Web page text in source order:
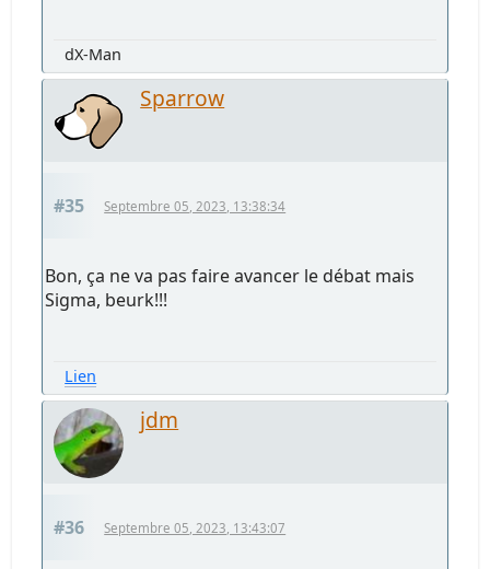
dX-Man
Sparrow
#35 Septembre 05, 2023, 13:38:34
Bon, ça ne va pas faire avancer le débat mais
Sigma, beurk!!!
Lien
jdm
#36 Septembre 05, 2023, 13:43:07